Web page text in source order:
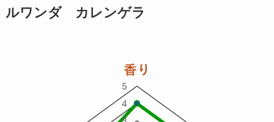
ルワンダ カレンゲラ